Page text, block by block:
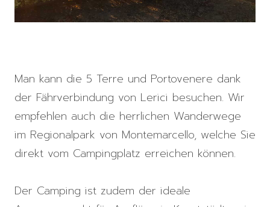
Man kann die 5 Terre und Portovenere dank
der Fährverbindung von Lerici besuchen. Wir
empfehlen auch die herrlichen Wanderwege
im Regionalpark von Montemarcello, welche Sie
direkt vom Campingplatz erreichen können.
Der Camping ist zudem der ideale